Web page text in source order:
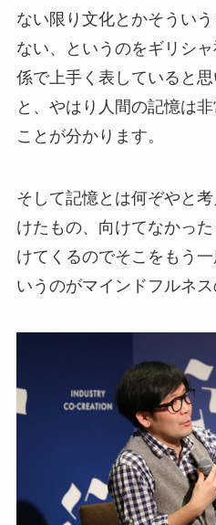
ない限り文化とかそうい
ない、というのをギリシ
係で上手く表していると
と、やはり人間の記憶は
ことが分かります。
そして記憶とは何ぞやと
けたもの、向けてなかっ
けてくるのでそこをもう
いうのがマインドフルネス